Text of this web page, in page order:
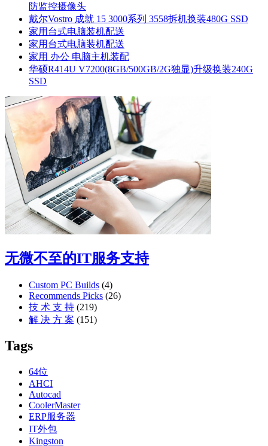
防监控摄像头
戴尔Vostro 成就 15 3000系列 3558拆机换装480G SSD
家用台式电脑装机配送
家用台式电脑装机配送
家用 办公 电脑主机装配
华硕R414U V7200(8GB/500GB/2G独显)升级换装240G
SSD
无微不至的IT服务支持
Custom PC Builds (4)
Recommends Picks (26)
技 术 支 持 (219)
解 决 方 案 (151)
Tags
64位
AHCI
Autocad
CoolerMaster
ERP服务器
IT外包
Kingston